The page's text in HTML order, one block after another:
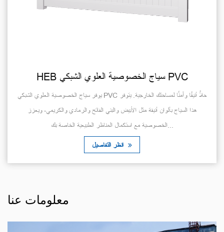
HEB سياج الخصوصية العلوي الشبكي PVC
يوفر سياج الخصوصية العلوي الشبكي PVC حلاً أنيقًا وآمنًا لمساحتك الخارجية. يتوفر
هذا السياج بألوان أنيقة مثل الأبيض والبني الفاتح والرمادي والكريمي، ويعزز
الخصوصية مع استكمال المناظر الطبيعية الخاصة بك...
معلومات عنا